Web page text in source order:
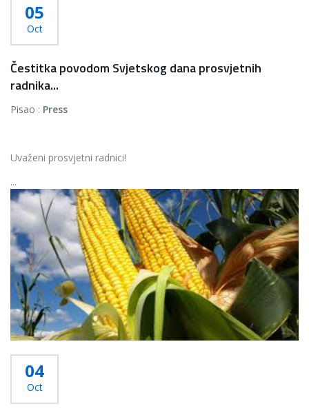
05
Oct
Čestitka povodom Svjetskog dana prosvjetnih
radnika...
Pisao : Press
Uvaženi prosvjetni radnici!
...
Više...
04
Oct